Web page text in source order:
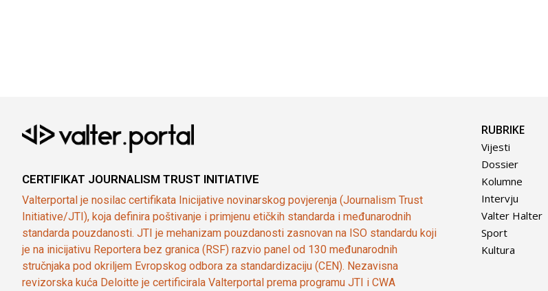
CERTIFIKAT JOURNALISM TRUST INITIATIVE
Valterportal je nosilac certifikata Inicijative novinarskog povjerenja (Journalism Trust
Initiative/JTI), koja definira poštivanje i primjenu etičkih standarda i međunarodnih
standarda pouzdanosti. JTI je mehanizam pouzdanosti zasnovan na ISO standardu koji
je na inicijativu Reportera bez granica (RSF) razvio panel od 130 međunarodnih
stručnjaka pod okriljem Evropskog odbora za standardizaciju (CEN). Nezavisna
revizorska kuća Deloitte je certificirala Valterportal prema programu JTI i CWA
RUBRIKE
Vijesti
Dossier
Kolumne
Intervju
Valter Halter
Sport
Kultura